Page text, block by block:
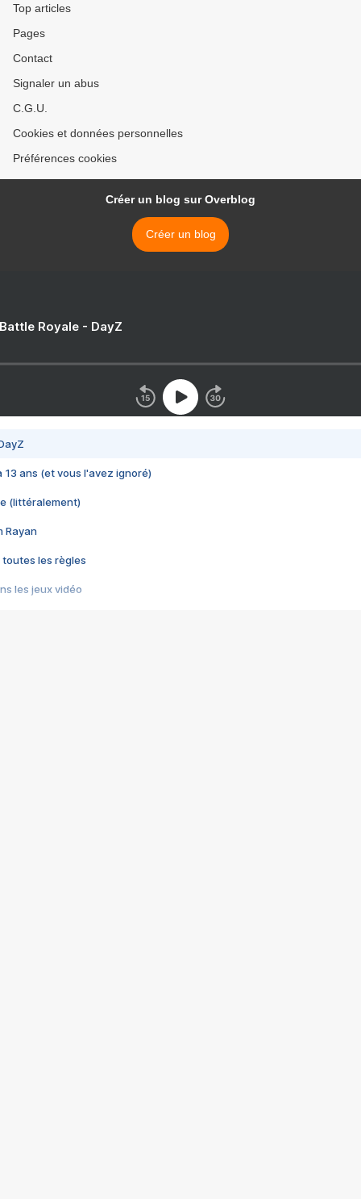
Top articles
Pages
Contact
Signaler un abus
C.G.U.
Cookies et données personnelles
Préférences cookies
Créer un blog sur Overblog
Créer un blog
Royale - DayZ
13 ans (et vous l'avez ignoré)
(littéralement)
Rayan
toutes les règles
les jeux vidéo